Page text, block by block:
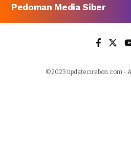
Pedoman Media Siber
©2023 updatecirebon.com -